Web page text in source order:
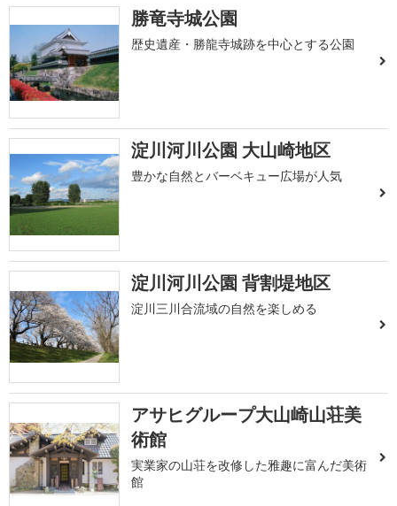
勝竜寺城公園
歴史遺産・勝龍寺城跡を中心とする公園
淀川河川公園 大山崎地区
豊かな自然とバーベキュー広場が人気
淀川河川公園 背割堤地区
淀川三川合流域の自然を楽しめる
アサヒグループ大山崎山荘美
術館
実業家の山荘を改修した雅趣に富んだ美術
館